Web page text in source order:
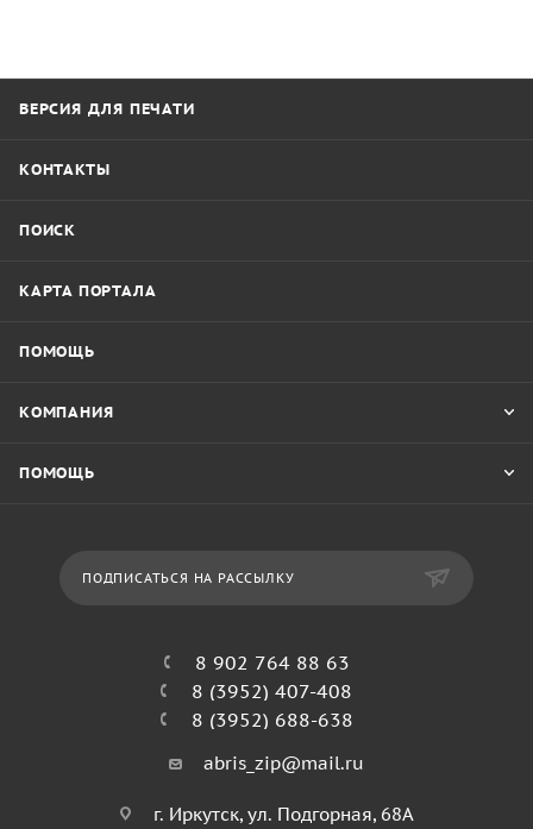
ВЕРСИЯ ДЛЯ ПЕЧАТИ
КОНТАКТЫ
ПОИСК
КАРТА ПОРТАЛА
ПОМОЩЬ
КОМПАНИЯ
ПОМОЩЬ
ПОДПИСАТЬСЯ НА РАССЫЛКУ
8 902 764 88 63
8 (3952) 407-408
8 (3952) 688-638
abris_zip@mail.ru
г. Иркутск, ул. Подгорная, 68А